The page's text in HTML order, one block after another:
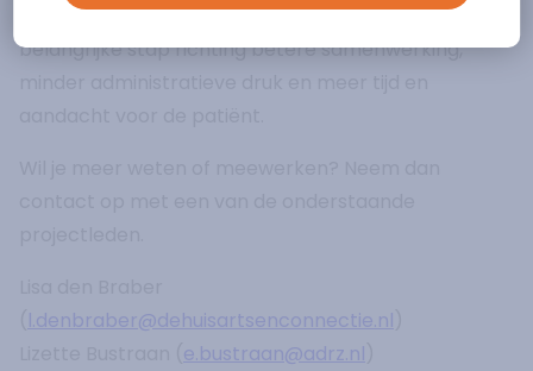
Met dit project zetten de initiatiefnemers een
belangrijke stap richting betere samenwerking,
l.denbraber@dehuisartsenconnectie.nl
e.bustraan@adrz.nl